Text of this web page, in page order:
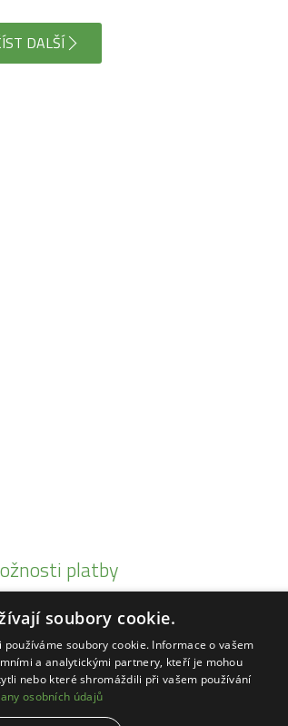
DALŠÍ
platby
soubory cookie.
soubory cookie. Informace o vašem
a analytickými partnery, kteří je mohou
nebo které shromáždili při vašem používání
osobních údajů